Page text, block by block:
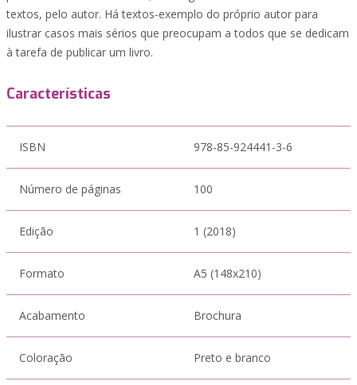
textos, pelo autor. Há textos-exemplo do próprio autor para
ilustrar casos mais sérios que preocupam a todos que se dedicam
à tarefa de publicar um livro.
Características
ISBN 978-85-924441-3-6
Número de páginas 100
Edição 1 (2018)
Formato A5 (148x210)
Acabamento Brochura
Coloração Preto e branco